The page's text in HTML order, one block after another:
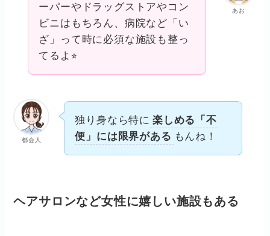
あお
ーパーやドラッグストアやコン
ビニはもちろん、病院など「い
ざ」って時に必須な施設も整っ
てるよ⭐︎
都会人
独り身なら特に 楽しめる「不
便」には限界がある もんね！
ヘアサロンなど女性に嬉しい施設もある